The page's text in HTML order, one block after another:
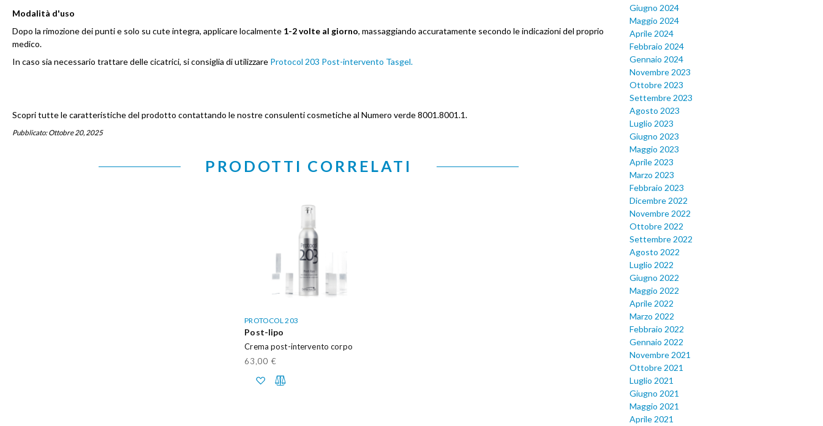
Modalità d'uso
Dopo la rimozione dei punti e solo su cute integra, applicare localmente 1-2 volte al giorno, massaggiando accuratamente secondo le indicazioni del proprio
medico.
In caso sia necessario trattare delle cicatrici, si consiglia di utilizzare Protocol 203 Post-intervento Tasgel.
Scopri tutte le caratteristiche del prodotto contattando le nostre consulenti cosmetiche al Numero verde 8001.8001.1.
Pubblicato: Ottobre 20, 2025
PRODOTTI CORRELATI
PROTOCOL 203
Post-lipo
Crema post-intervento corpo
63,00 €
Giugno 2024
Maggio 2024
Aprile 2024
Febbraio 2024
Gennaio 2024
Novembre 2023
Ottobre 2023
Settembre 2023
Agosto 2023
Luglio 2023
Giugno 2023
Maggio 2023
Aprile 2023
Marzo 2023
Febbraio 2023
Dicembre 2022
Novembre 2022
Ottobre 2022
Settembre 2022
Agosto 2022
Luglio 2022
Giugno 2022
Maggio 2022
Aprile 2022
Marzo 2022
Febbraio 2022
Gennaio 2022
Novembre 2021
Ottobre 2021
Luglio 2021
Giugno 2021
Maggio 2021
Aprile 2021